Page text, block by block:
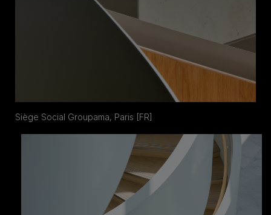
Siège Social Groupama, Paris [FR]